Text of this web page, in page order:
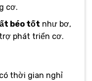
cơ.
béo tốt như bơ,
phát triển cơ.
thời gian nghỉ